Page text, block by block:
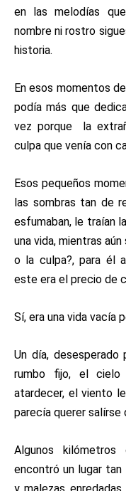
en las melodías
nombre ni rostro
historia.
En esos momentos
podía más que
vez porque la
culpa que venía con
Esos pequeños
las sombras tan de
esfumaban, le traían
una vida, mientras
o la culpa?, para él
este era el precio de
Sí, era una vida vacía
Un día, desesperado
rumbo fijo, el cielo
atardecer, el viento
parecía querer salírse
Algunos
encontró un lugar